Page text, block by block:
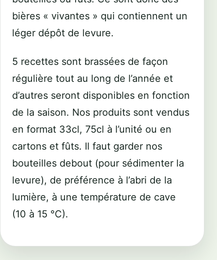
bières « vivantes » qui contiennent un
léger dépôt de levure.
5 recettes sont brassées de façon
régulière tout au long de l’année et
d’autres seront disponibles en fonction
de la saison. Nos produits sont vendus
en format 33cl, 75cl à l’unité ou en
cartons et fûts. Il faut garder nos
bouteilles debout (pour sédimenter la
levure), de préférence à l’abri de la
lumière, à une température de cave
(10 à 15 °C).